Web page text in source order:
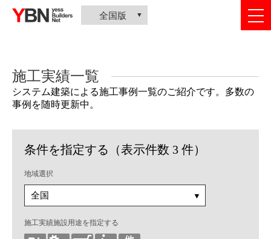
全国版
施工実績一覧
システム建築による施工事例一覧のご紹介です。多数の
事例を随時更新中。
条件を指定する（表示件数 3 件）
地域選択
施工実績施設用途を指定する